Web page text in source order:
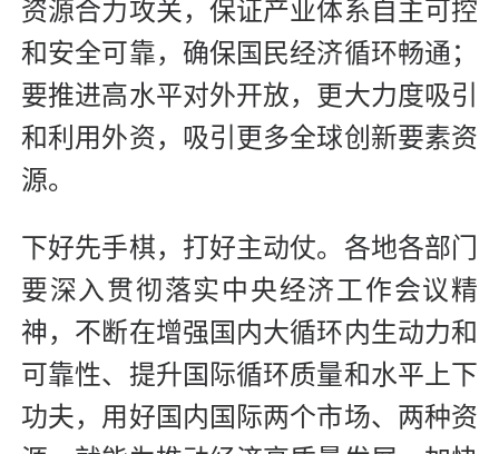
资源合力攻关，保证产业体系自主可控
和安全可靠，确保国民经济循环畅通；
要推进高水平对外开放，更大力度吸引
和利用外资，吸引更多全球创新要素资
源。
下好先手棋，打好主动仗。各地各部门
要深入贯彻落实中央经济工作会议精
神，不断在增强国内大循环内生动力和
可靠性、提升国际循环质量和水平上下
功夫，用好国内国际两个市场、两种资